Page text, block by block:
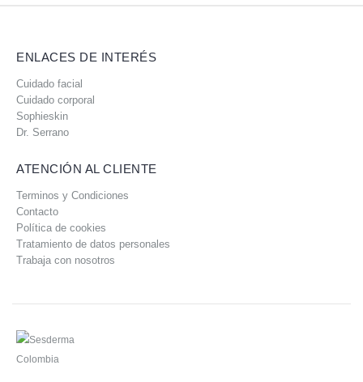
ENLACES DE INTERÉS
Cuidado facial
Cuidado corporal
Sophieskin
Dr. Serrano
ATENCIÓN AL CLIENTE
Terminos y Condiciones
Contacto
Política de cookies
Tratamiento de datos personales
Trabaja con nosotros